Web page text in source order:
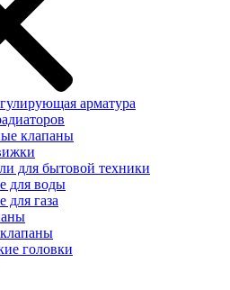
арматура
клапаны
для бытовой техники
для воды
газа
головки